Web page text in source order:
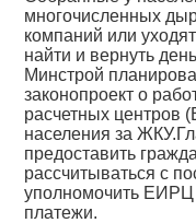
многочисленных
компаний или
найти и вернуть
Минстрой
законопроект о
расчетных центров
населения за
предоставить
рассчитываться с
уполномочить ЕИРЦ
платежи.